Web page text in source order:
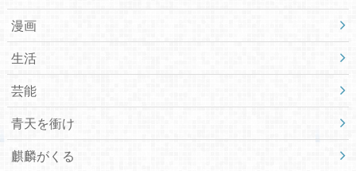
漫画
生活
芸能
青天を衝け
麒麟がくる